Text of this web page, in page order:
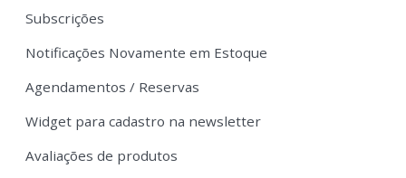
Subscrições
Notificações Novamente em Estoque
Agendamentos / Reservas
Widget para cadastro na newsletter
Avaliações de produtos